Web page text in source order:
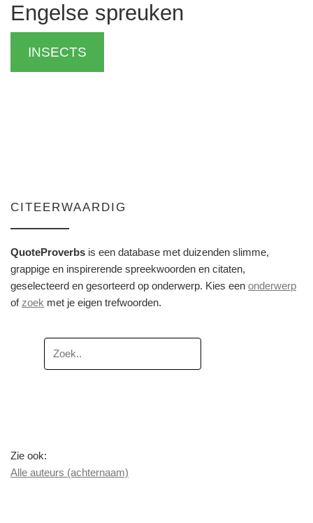
Engelse spreuken
INSECTS
CITEERWAARDIG
QuoteProverbs is een database met duizenden slimme,
grappige en inspirerende spreekwoorden en citaten,
geselecteerd en gesorteerd op onderwerp. Kies een onderwerp
of zoek met je eigen trefwoorden.
Zie ook:
Alle auteurs (achternaam)